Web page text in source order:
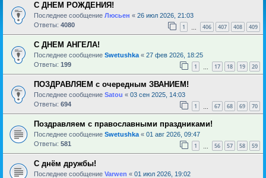
С ДНЕМ РОЖДЕНИЯ!
Последнее сообщение Люсьен « 26 июл 2026, 21:03
Ответы: 4080 1 406 407 408 409
С ДНЕМ АНГЕЛА!
Последнее сообщение Swetushka « 27 фев 2026, 18:25
Ответы: 199 1 17 18 19 20
ПОЗДРАВЛЯЕМ с очередным ЗВАНИЕМ!
Последнее сообщение Satou « 03 сен 2025, 14:03
Ответы: 694 1 67 68 69 70
Поздравляем с православными праздниками!
Последнее сообщение Swetushka « 01 авг 2026, 09:47
Ответы: 581 1 56 57 58 59
С днём дружбы!
Последнее сообщение Varwen « 01 июл 2026, 19:02